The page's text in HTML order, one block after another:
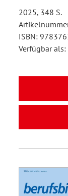
2025, 348 S.
ISBN:
Verfügbar